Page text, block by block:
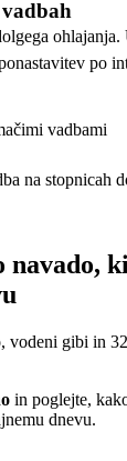
ohlajanja.
po
vadbami
na stopnicah
navado,
vodeni gibi in
in poglejte,
dnevu.